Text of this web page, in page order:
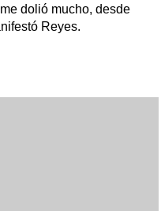
dolió mucho, desde
Reyes.